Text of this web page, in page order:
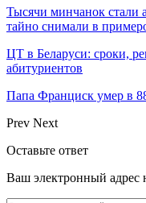
Тысячи минчанок
тайно снимали в
ЦТ в Беларуси: сроки,
абитуриентов
Папа Франциск умер в
Prev Next
Оставьте ответ
Ваш электронный адрес